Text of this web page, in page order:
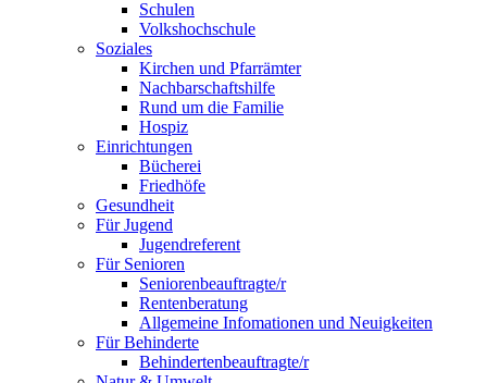
Schulen
Volkshochschule
Soziales
Kirchen und Pfarrämter
Nachbarschaftshilfe
Rund um die Familie
Hospiz
Einrichtungen
Bücherei
Friedhöfe
Gesundheit
Für Jugend
Jugendreferent
Für Senioren
Seniorenbeauftragte/r
Rentenberatung
Allgemeine Infomationen und Neuigkeiten
Für Behinderte
Behindertenbeauftragte/r